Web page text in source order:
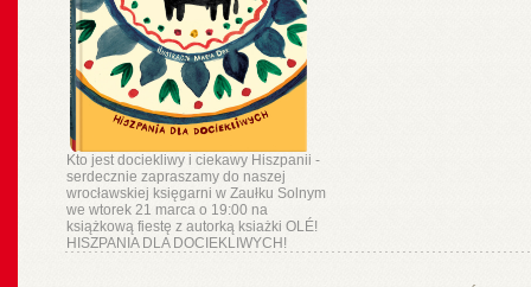
Kto jest dociekliwy i ciekawy Hiszpanii -
serdecznie zapraszamy do naszej
wrocławskiej księgarni w Zaułku Solnym
we wtorek 21 marca o 19:00 na
książkową fiestę z autorką ksiażki OLÉ!
HISZPANIA DLA DOCIEKLIWYCH!